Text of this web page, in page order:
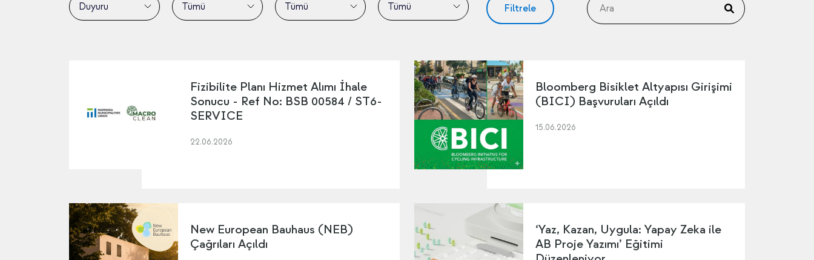
Duyuru
Tümü
Tümü
Tümü
Filtrele
Fizibilite Planı Hizmet Alımı İhale
Sonucu - Ref No: BSB 00584 / ST6-
SERVICE
22.06.2026
Bloomberg Bisiklet Altyapısı Girişimi
(BICI) Başvuruları Açıldı
15.06.2026
New European Bauhaus (NEB)
Çağrıları Açıldı
‘Yaz, Kazan, Uygula: Yapay Zeka ile
AB Proje Yazımı’ Eğitimi